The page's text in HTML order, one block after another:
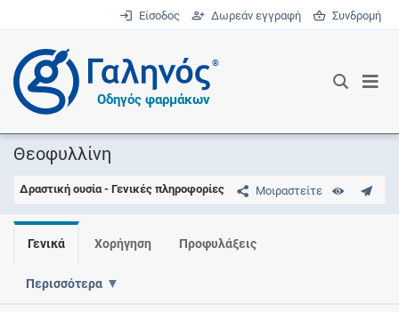
Είσοδος Δωρεάν εγγραφή Συνδρομή
®
Οδηγός φαρμάκων
Θεοφυλλίνη
Μοιραστείτε
Δραστική ουσία - Γενικές πληροφορίες
Γενικά Χορήγηση Προφυλάξεις
Περισσότερα